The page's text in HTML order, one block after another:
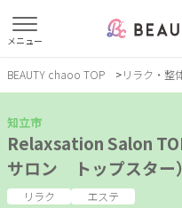
メニュー
すでに会員の方
ジャンルで探す
BEAUTY chaoo TOP リラク・整
知立市
Relaxsation Salon
サロン トップスター）
リラク エステ